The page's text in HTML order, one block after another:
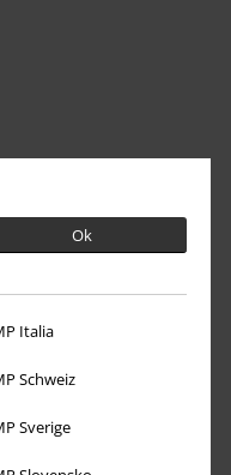
Ok
Italia
Schweiz
Sverige
Sobre EMP
EMP Eventos
Programa de Afiliados